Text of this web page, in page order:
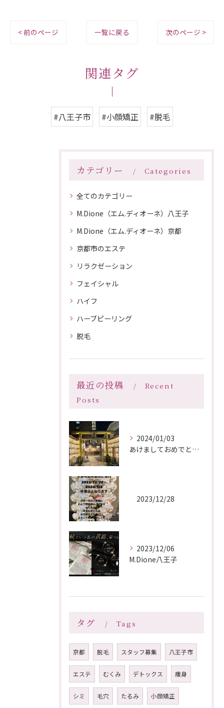
< 前のページ 一覧に戻る 次のページ >
関連タグ
#八王子市 #小顔矯正 #脱毛
カテゴリー Categories
全てのカテゴリー
M.Dione（エム.ディオーネ）八王子
M.Dione（エム.ディオーネ）京都
京都市のエステ
リラクゼーション
フェイシャル
ハイフ
ハーブピーリング
脱毛
最近の投稿
Recent
Posts
2024/01/03
あけましておめでとうございます🎍
2023/12/28
2023/12/06
M.Dione八王子
タグ Tags
京都 脱毛 スタッフ募集 八王子市
エステ むくみ デトックス 痩身
シミ 毛穴 たるみ 小顔矯正